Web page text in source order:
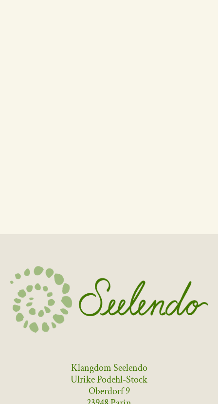
Klangdom Seelendo
Ulrike Podehl-Stock
Oberdorf 9